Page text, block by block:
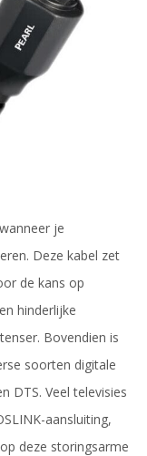
je
Deze kabel zet
de kans op
hinderlijke
Bovendien is
soorten digitale
DTS. Veel televisies
aansluiting,
deze storingsarme